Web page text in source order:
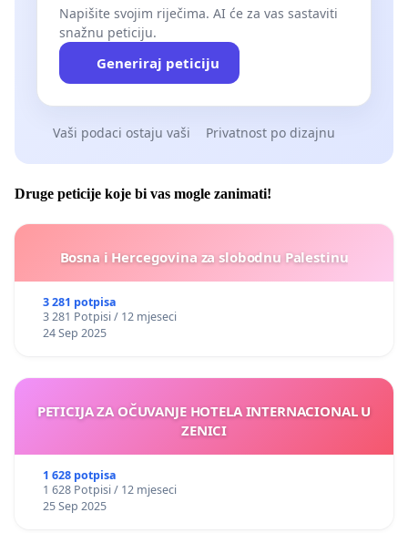
Napišite svojim riječima. AI će za vas sastaviti
snažnu peticiju.
Generiraj peticiju
Vaši podaci ostaju vaši Privatnost po dizajnu
Druge peticije koje bi vas mogle zanimati!
Bosna i Hercegovina za slobodnu Palestinu
3 281 potpisa
3 281 Potpisi / 12 mjeseci
24 Sep 2025
PETICIJA ZA OČUVANJE HOTELA INTERNACIONAL U
ZENICI
1 628 potpisa
1 628 Potpisi / 12 mjeseci
25 Sep 2025